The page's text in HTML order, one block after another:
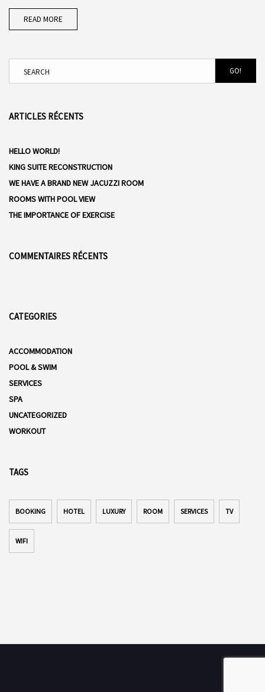
READ MORE
GO!
ARTICLES RÉCENTS
HELLO WORLD!
KING SUITE RECONSTRUCTION
WE HAVE A BRAND NEW JACUZZI ROOM
ROOMS WITH POOL VIEW
THE IMPORTANCE OF EXERCISE
COMMENTAIRES RÉCENTS
CATEGORIES
ACCOMMODATION
POOL & SWIM
SERVICES
SPA
UNCATEGORIZED
WORKOUT
TAGS
BOOKING HOTEL LUXURY ROOM SERVICES TV
WIFI